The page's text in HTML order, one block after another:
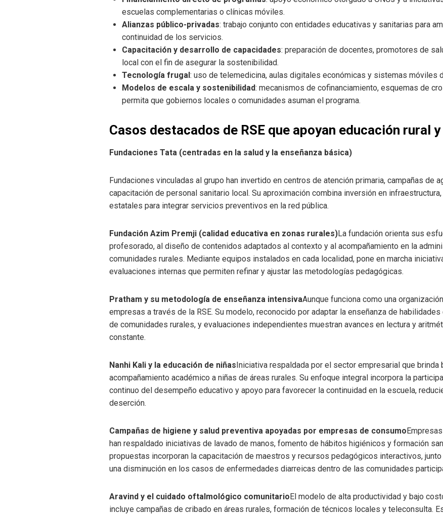
escuelas complementarias o clínicas móviles.
Alianzas público-privadas: trabajo conjunto con entidades educativas y sanitarias para
continuidad de los servicios.
Capacitación y desarrollo de capacidades: preparación de docentes, promotores de
local con el fin de asegurar la sostenibilidad.
Tecnología frugal: uso de telemedicina, aulas digitales económicas y sistemas móviles
Modelos de escala y sostenibilidad: mecanismos de cofinanciamiento, esquemas de
permita que gobiernos locales o comunidades asuman el programa.
Casos destacados de RSE que apoyan educación rural
Fundaciones Tata (centradas en la salud y la enseñanza básica)
Fundaciones vinculadas al grupo han invertido en centros de atención primaria, campañas de
capacitación de personal sanitario local. Su aproximación combina inversión en
estatales para integrar servicios preventivos en la red pública.
Fundación Azim Premji (calidad educativa en zonas rurales)La fundación orienta sus
profesorado, al diseño de contenidos adaptados al contexto y al acompañamiento en la
comunidades rurales. Mediante equipos instalados en cada localidad, pone en marcha
evaluaciones internas que permiten refinar y ajustar las metodologías pedagógicas.
Pratham y su metodología de enseñanza intensivaAunque funciona como una
empresas a través de la RSE. Su modelo, reconocido por adaptar la enseñanza de
de comunidades rurales, y evaluaciones independientes muestran avances en lectura y
constante.
Nanhi Kali y la educación de niñasIniciativa respaldada por el sector empresarial que
acompañamiento académico a niñas de áreas rurales. Su enfoque integral incorpora la
continuo del desempeño educativo y apoyo para favorecer la continuidad en la escuela,
deserción.
Campañas de higiene y salud preventiva apoyadas por empresas de consumo
han respaldado iniciativas de lavado de manos, fomento de hábitos higiénicos y formación
propuestas incorporan la capacitación de maestros y recursos pedagógicos interactivos,
una disminución en los casos de enfermedades diarreicas dentro de las comunidades
Aravind y el cuidado oftalmológico comunitarioEl modelo de alta productividad y bajo
incluye campañas de cribado en áreas rurales, formación de técnicos locales y teleconsulta.